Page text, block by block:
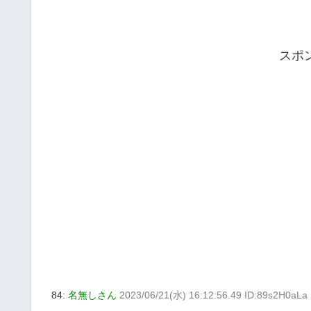
スポ
84: 名無しさん 2023/06/21(水) 16:12:56.49 ID:89s2H0aLa